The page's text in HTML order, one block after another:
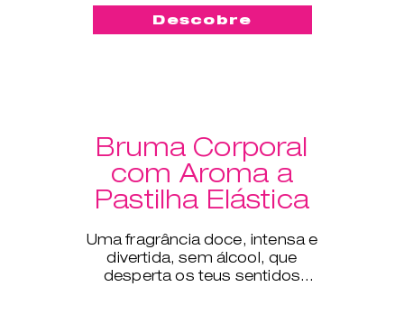
Descobre
Bruma Corporal
com Aroma a
Pastilha Elástica
Uma fragrância doce, intensa e
divertida, sem álcool, que
desperta os teus sentidos